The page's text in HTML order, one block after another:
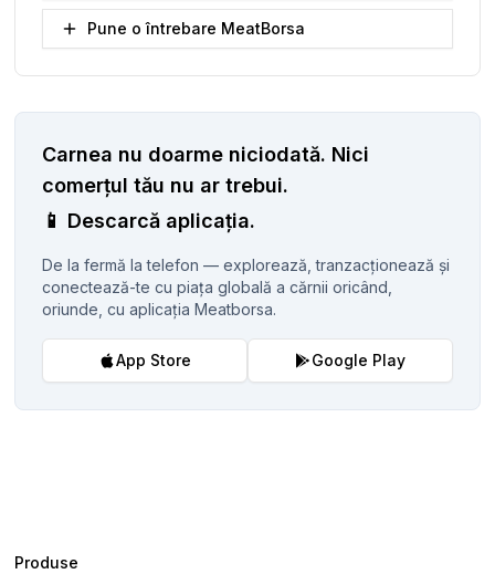
Pune o întrebare MeatBorsa
Carnea nu doarme niciodată. Nici
comerțul tău nu ar trebui.
📱 Descarcă aplicația.
De la fermă la telefon — explorează, tranzacționează și
conectează-te cu piața globală a cărnii oricând,
oriunde, cu aplicația Meatborsa.
App Store Google Play
Produse